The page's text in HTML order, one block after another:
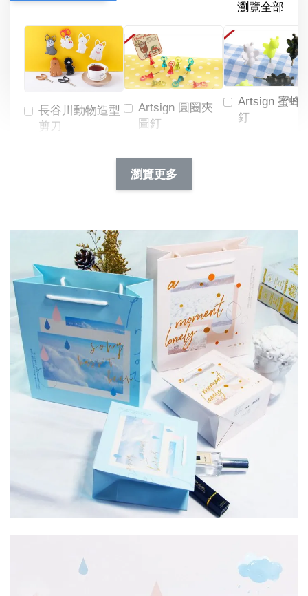
瀏覽全部
長谷川動物造型
剪刀
Artsign 圓圈夾
圖釘
NT$ 19.00
NT$ 66.00
Artsign 蜜蜂
釘
加入購物車
瀏覽更多